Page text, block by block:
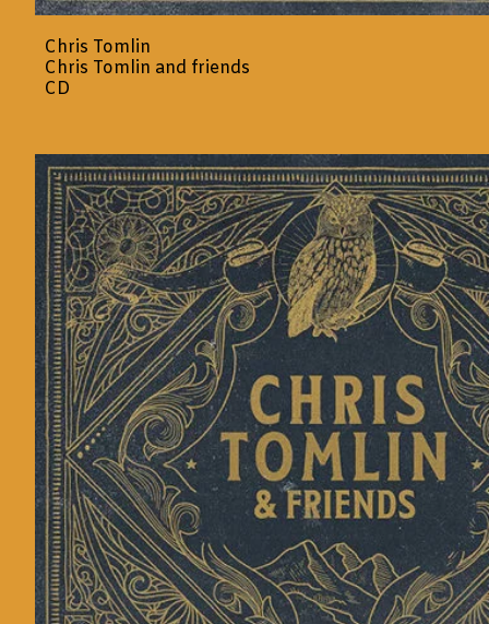
Chris Tomlin
Chris Tomlin and friends
CD